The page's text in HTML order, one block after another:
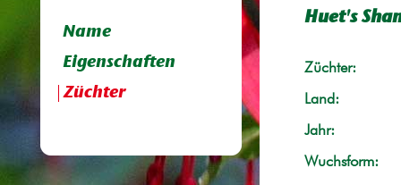
Name
Eigenschaften
Züchter
Huet's
Züchter:
Land:
Jahr:
Wuchsform: